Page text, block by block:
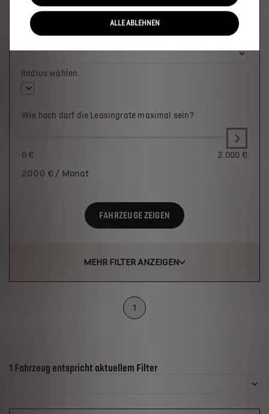
Wo soll das Fahrzeug stehen?
Radius wählen
Wie hoch darf die Leasingrate maximal sein?
0 € 2.000 €
2000 € / Monat
FAHRZEUGE ZEIGEN
MEHR FILTER ANZEIGEN
1
Suchergebnisse
1 Fahrzeug entspricht aktuellem Filter
ALLE ABLEHNEN